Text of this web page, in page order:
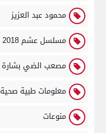
محمود عبد العزيز
مسلسل عشم 2018
مصعب الضي بشارة
معلومات طبية صحية
منوعات